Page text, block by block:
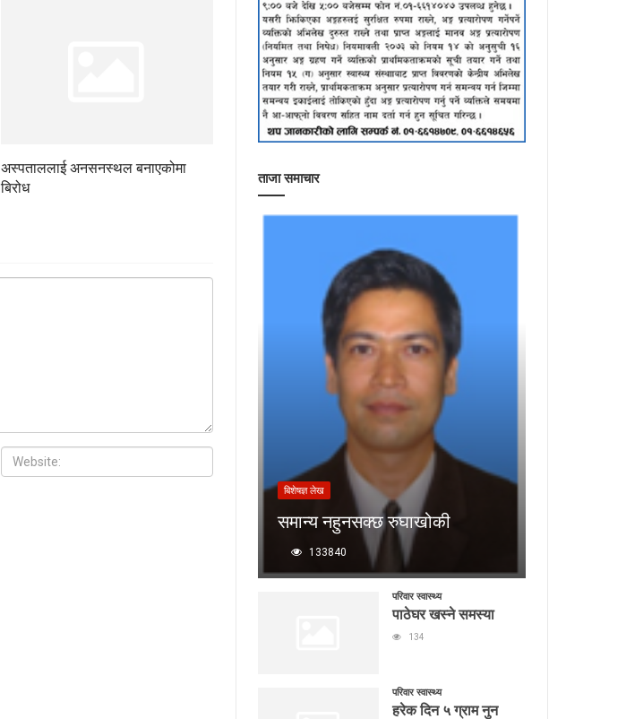
अस्पताललाई अनसनस्थल बनाएकोमा
बिरोध
ताजा समाचार
बिशेषज्ञ लेख
समान्य नहुनसक्छ रुघाखोकी
133840
परिवार स्वास्थ्य
पाठेघर खस्ने समस्या
134
परिवार स्वास्थ्य
हरेक दिन ५ ग्राम नुन